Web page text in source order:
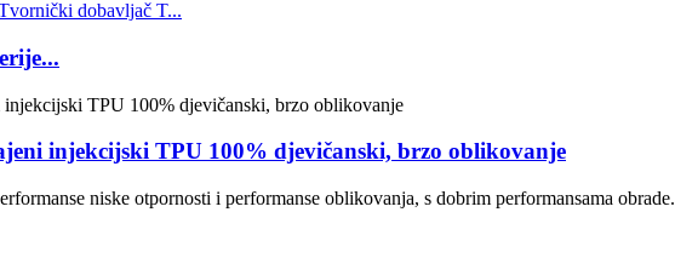
injekcijski TPU 100% djevičanski, brzo oblikovanje
niske otpornosti i performanse oblikovanja, s dobrim performansama obrade.